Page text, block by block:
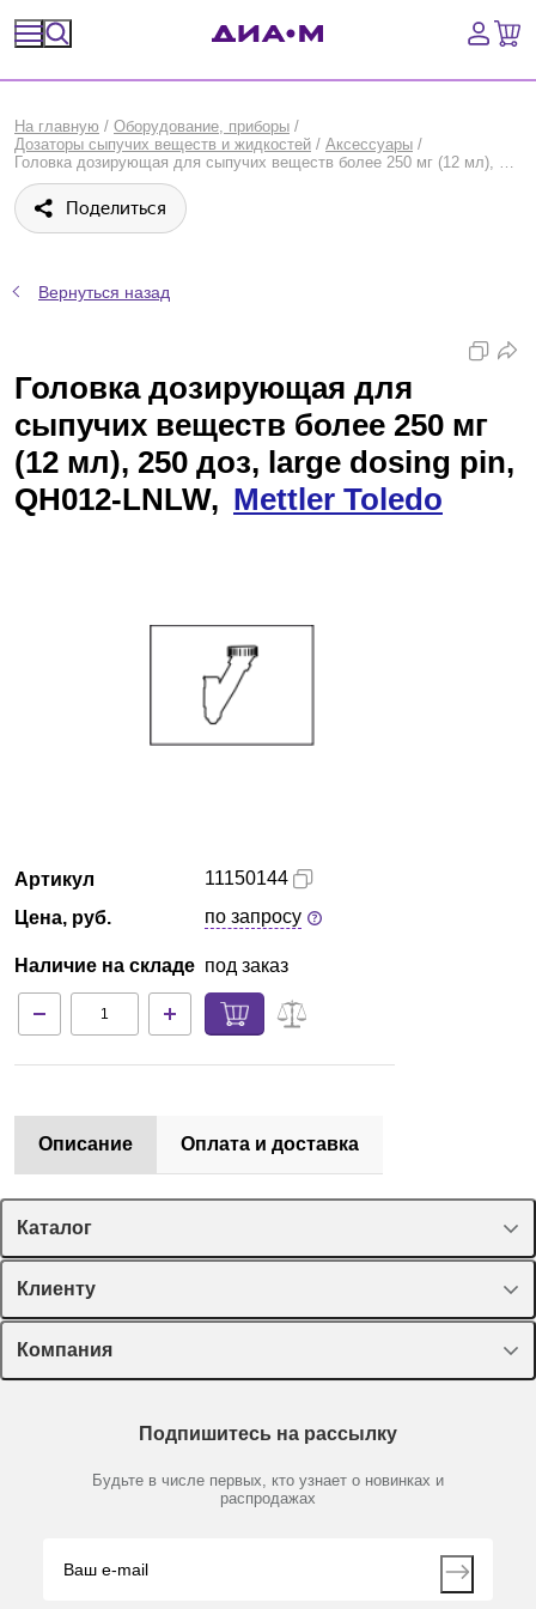
Оборудование, приборы
Расходные материалы, пластик, стекло
Библиотека
Сравнение
Партнеры
Технический сервис
На главную / Оборудование, приборы /
Дозаторы сыпучих веществ и жидкостей / Аксессуары /
Головка дозирующая для сыпучих веществ более 250 мг (12 мл), 250 доз, large dosing pin, QH012-LNLW, Mettler Toledo
Поделиться
Вернуться назад
Головка дозирующая для
сыпучих веществ более 250 мг
(12 мл), 250 доз, large dosing pin,
QH012-LNLW, Mettler Toledo
Артикул
Цена, руб.
Наличие на складе
11150144
по запросу
под заказ
Описание Оплата и доставка
Каталог
Спецпредложения
Оборудование, приборы
Пластик, стекло, принадлежности
Химические реактивы, препараты, наборы
Производители
Клиенту
Лекторий Диаэм
Доставка и оплата
Мобильное приложение
Компания
Партнеры
Контакты
Подпишитесь на рассылку
Будьте в числе первых, кто узнает о новинках и
распродажах